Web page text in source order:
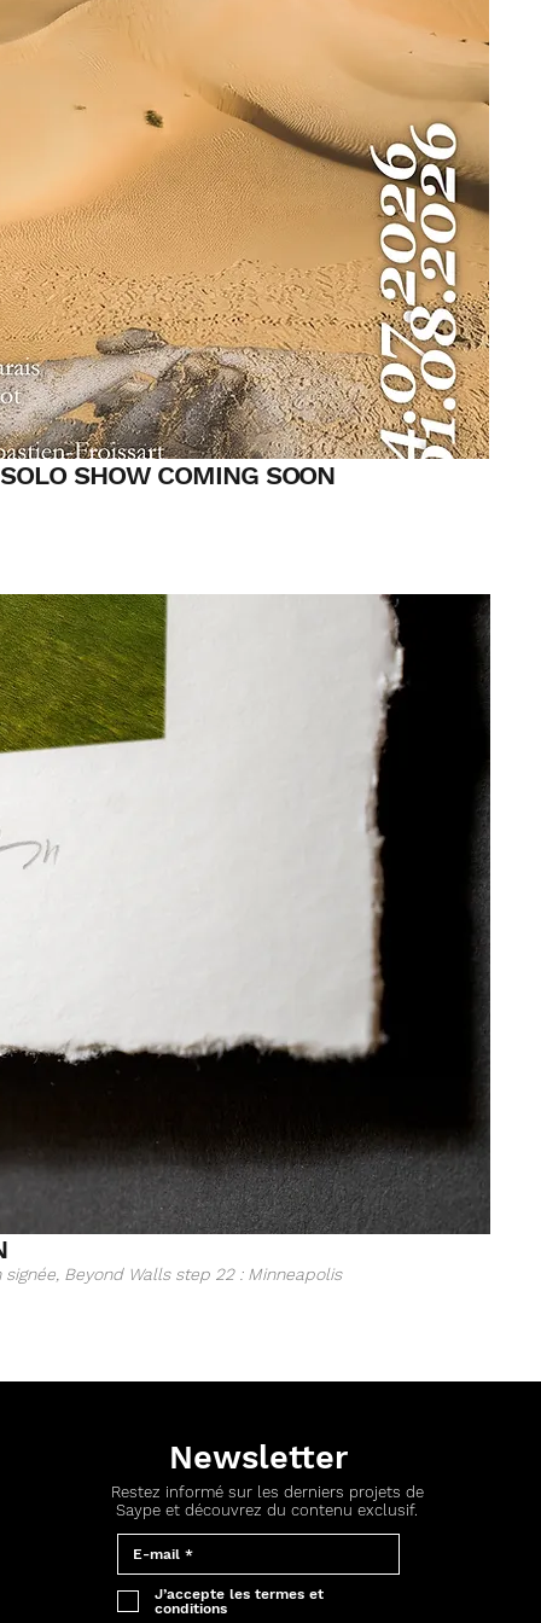
SHOW COMING SOON
Beyond Walls step 22 : Minneapolis
Newsletter
Restez informé sur les derniers projets de
Saype et découvrez du contenu exclusif.
J’accepte les termes et
conditions